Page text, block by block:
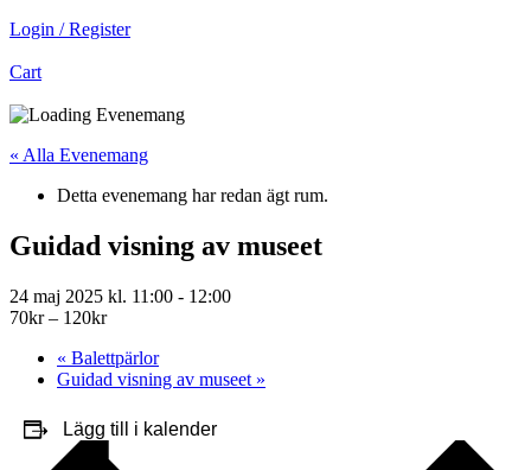
Login / Register
Cart
« Alla Evenemang
Detta evenemang har redan ägt rum.
Guidad visning av museet
24 maj 2025 kl. 11:00 - 12:00
70kr – 120kr
« Balettpärlor
Guidad visning av museet »
Lägg till i kalender